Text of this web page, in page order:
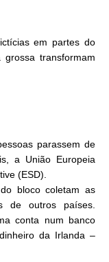
em partes do
transformam
parassem de
a União Europeia
(ESD).
bloco coletam as
de outros países.
conta num banco
da Irlanda –